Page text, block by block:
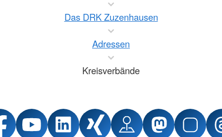
Das DRK Zuzenhausen
Adressen
Kreisverbände